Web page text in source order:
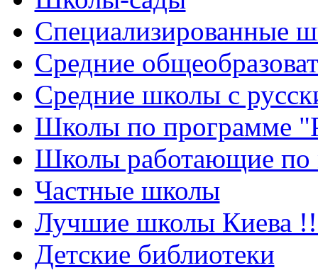
Cпециализированные
Cредние
Средние школы с
Школы по программе
Школы работающие по
Частные школы
Лучшие школы Киева
Детские библиотеки